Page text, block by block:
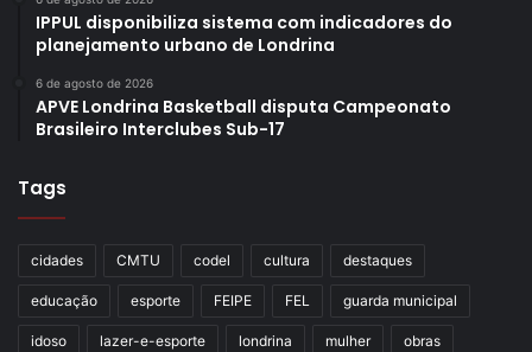
IPPUL disponibiliza sistema com indicadores do
planejamento urbano de Londrina
6 de agosto de 2026
APVE Londrina Basketball disputa Campeonato
Brasileiro Interclubes Sub-17
Tags
cidades CMTU codel cultura destaques
educação esporte FEIPE FEL guarda municipal
idoso lazer-e-esporte londrina mulher obras